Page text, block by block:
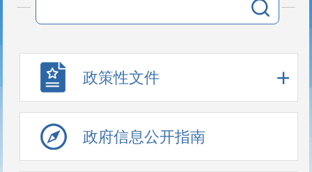
政策性文件
政府信息公开指南